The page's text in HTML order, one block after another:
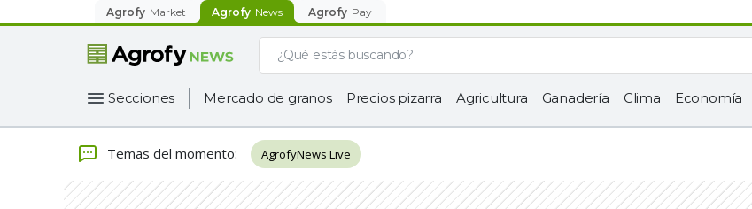
Agrofy Market Agrofy News Agrofy Pay
Secciones Mercado de granos Precios pizarra Agricultura Ganadería Clima Economía
Temas del momento: AgrofyNews Live